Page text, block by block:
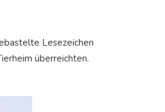
Lesezeichen
überreichten.